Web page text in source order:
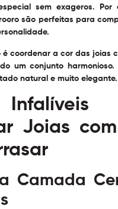
sem exageros. Por
são perfeitas para
é coordenar a cor das joias
um conjunto harmonioso.
natural e muito elegante.
Joias
Camada